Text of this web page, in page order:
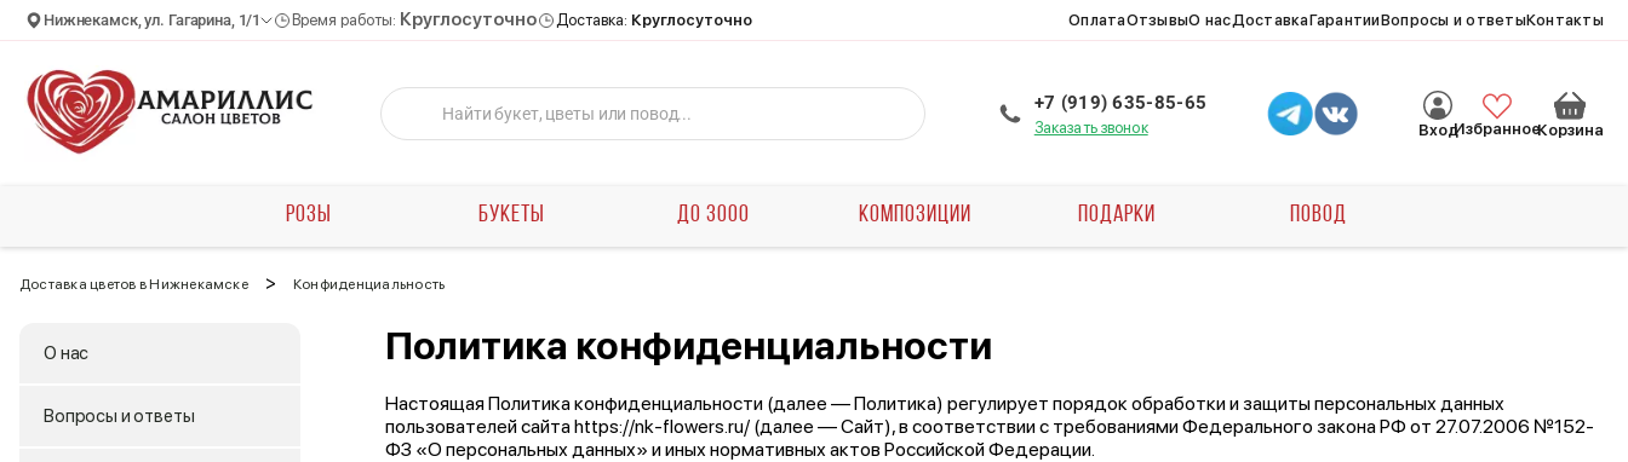
Нижнекамск, ул. Гагарина, 1/1 Время работы: Круглосуточно Доставка: Круглосуточно ОплатаОтзывыО насДоставкаГарантииВопросы и ответыКонтакты
+7 (919) 635-85-65
Заказать звонок ВходИзбранноеКорзина
РОЗЫ БУКЕТЫ ДО 3000 КОМПОЗИЦИИ ПОДАРКИ ПОВОД
Доставка цветов в Нижнекамске > Конфиденциальность
О нас
Вопросы и ответы
Политика конфиденциальности
Настоящая Политика конфиденциальности (далее — Политика) регулирует порядок обработки и защиты персональных данных
пользователей сайта https://nk-flowers.ru/ (далее — Сайт), в соответствии с требованиями Федерального закона РФ от 27.07.2006 №152-
ФЗ «О персональных данных» и иных нормативных актов Российской Федерации.